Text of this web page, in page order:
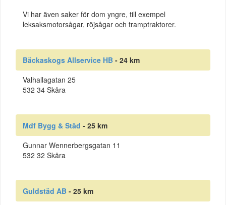
Vi har även saker för dom yngre, till exempel
leksaksmotorsågar, röjsågar och tramptraktorer.
Bäckaskogs Allservice HB - 24 km
Valhallagatan 25
532 34 Skåra
Mdf Bygg & Städ - 25 km
Gunnar Wennerbergsgatan 11
532 32 Skåra
Guldstäd AB - 25 km